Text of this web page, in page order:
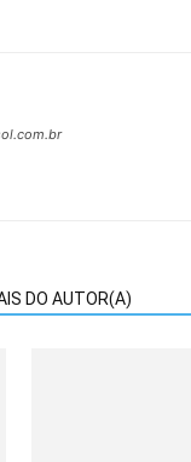
DO AUTOR(A)